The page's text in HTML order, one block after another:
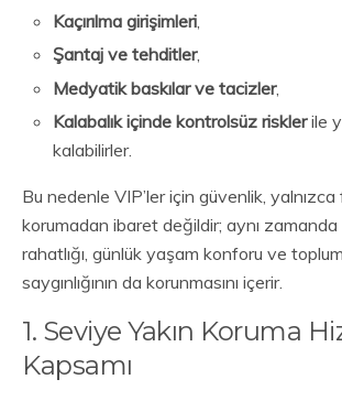
Kaçırılma girişimleri,
Şantaj ve tehditler,
Medyatik baskılar ve tacizler,
Kalabalık içinde kontrolsüz risklerile
kalabilirler.
Bu nedenle VIP’ler için güvenlik,
korumadan ibaret değildir; aynı zamanda
rahatlığı, günlük yaşam konforu ve
saygınlığının da korunmasını içerir.
1. Seviye Yakın Koruma
Kapsamı